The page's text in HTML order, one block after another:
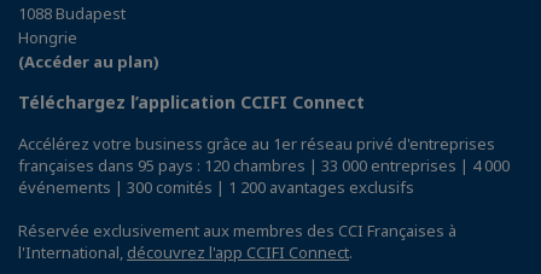
1088 Budapest
Hongrie
(Accéder au plan)
Téléchargez l’application CCIFI Connect
Accélérez votre business grâce au 1er réseau privé d'entreprises
françaises dans 95 pays : 120 chambres | 33 000 entreprises | 4 000
événements | 300 comités | 1 200 avantages exclusifs
Réservée exclusivement aux membres des CCI Françaises à
l'International, découvrez l'app CCIFI Connect.